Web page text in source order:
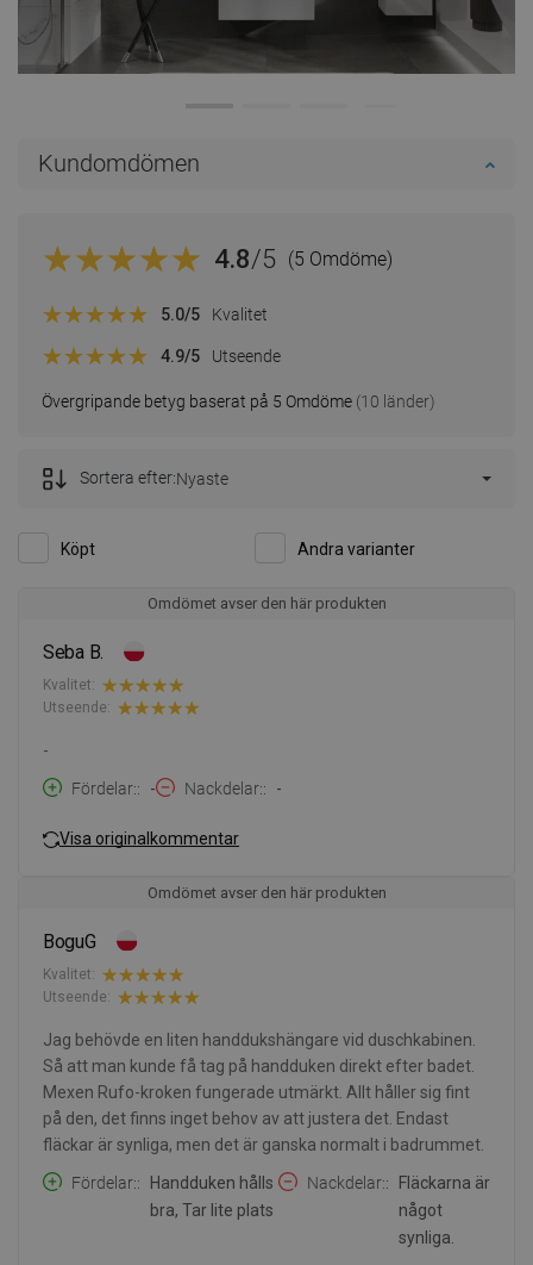
Kundomdömen
4.8/5 (5 Omdöme)
Övergripande betyg baserat på 5 Omdöme (10 länder)
5.0/5 Kvalitet
4.9/5 Utseende
Köpt Andra varianter
Sortera efter:Nyaste
Omdömet avser den här produkten
Seba B.
Kvalitet:
Utseende:
-
Fördelar:
- Nackdelar: -
Visa originalkommentar
Omdömet avser den här produkten
BoguG
Kvalitet:
Utseende:
Jag behövde en liten handdukshängare vid duschkabinen.
Så att man kunde få tag på handduken direkt efter badet.
Mexen Rufo-kroken fungerade utmärkt. Allt håller sig fint
på den, det finns inget behov av att justera det. Endast
fläckar är synliga, men det är ganska normalt i badrummet.
Fördelar:
Handduken hålls
bra, Tar lite plats
Nackdelar:
Fläckarna är
något
synliga.